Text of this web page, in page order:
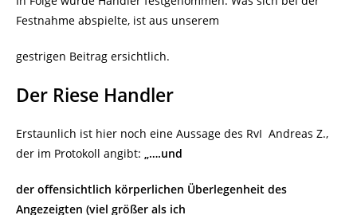
Festnahme abspielte, ist aus unserem
gestrigen Beitrag ersichtlich.
Der Riese Handler
Erstaunlich ist hier noch eine Aussage des RvI Andreas Z.,
der im Protokoll angibt: „….und
der offensichtlich körperlichen Überlegenheit des
Angezeigten (viel größer als ich